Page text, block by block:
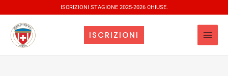
contenuto
ISCRIZIONI STAGIONE 2025-2026 CHIUSE.
ISCRIZIONI